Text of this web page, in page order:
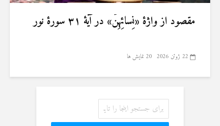
مقصود از واژهٔ «نِسائِهِنَّ» در آیهٔ ۳۱ سورهٔ نور
22 ژوئن 2026 20 نمایش ها